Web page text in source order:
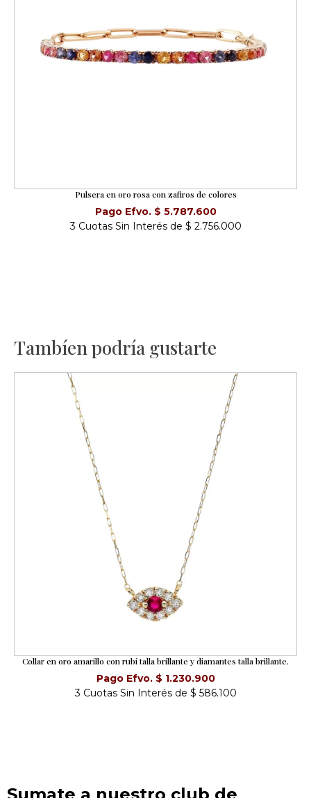
Pulsera en oro rosa con zafiros de colores
Pago Efvo. $ 5.787.600
3 Cuotas Sin Interés de $ 2.756.000
Tambíen podría gustarte
Collar en oro amarillo con rubí talla brillante y diamantes talla brillante.
Pago Efvo. $ 1.230.900
3 Cuotas Sin Interés de $ 586.100